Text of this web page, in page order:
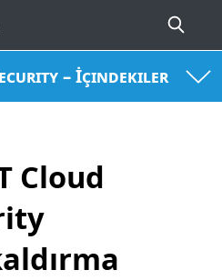
– İçindekiler
Cloud